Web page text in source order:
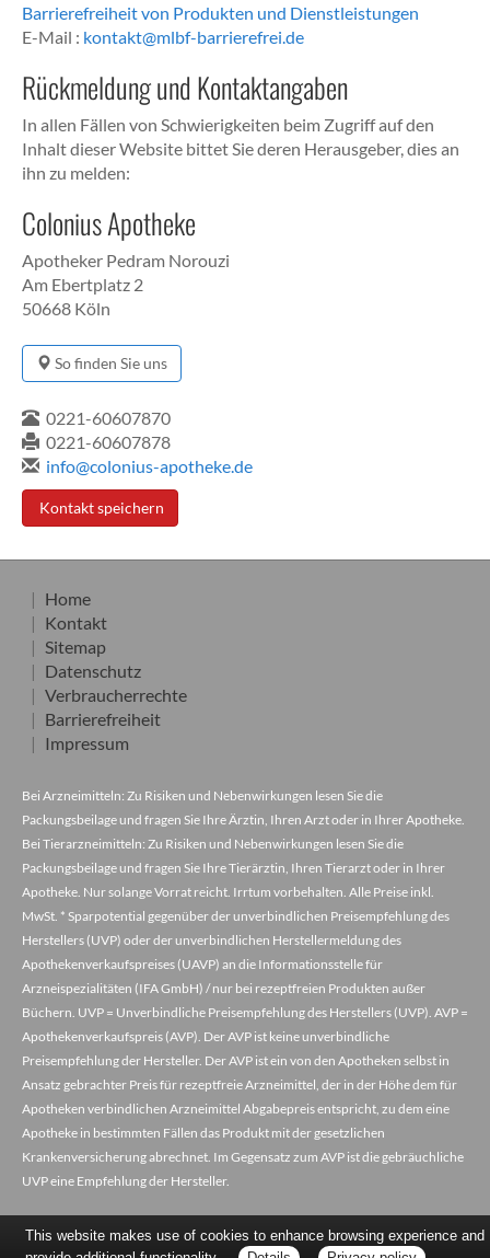
Barrierefreiheit von Produkten und Dienstleistungen
E-Mail : kontakt@mlbf-barrierefrei.de
Rückmeldung und Kontaktangaben
In allen Fällen von Schwierigkeiten beim Zugriff auf den
Inhalt dieser Website bittet Sie deren Herausgeber, dies an
ihn zu melden:
Colonius Apotheke
Apotheker Pedram Norouzi
Am Ebertplatz 2
50668 Köln
So finden Sie uns
0221-60607870
0221-60607878
info@colonius-apotheke.de
Kontakt speichern
Home
Kontakt
Sitemap
Datenschutz
Verbraucherrechte
Barrierefreiheit
Impressum
Bei Arzneimitteln: Zu Risiken und Nebenwirkungen lesen Sie die
Packungsbeilage und fragen Sie Ihre Ärztin, Ihren Arzt oder in Ihrer Apotheke.
Bei Tierarzneimitteln: Zu Risiken und Nebenwirkungen lesen Sie die
Packungsbeilage und fragen Sie Ihre Tierärztin, Ihren Tierarzt oder in Ihrer
Apotheke. Nur solange Vorrat reicht. Irrtum vorbehalten. Alle Preise inkl.
MwSt. * Sparpotential gegenüber der unverbindlichen Preisempfehlung des
Herstellers (UVP) oder der unverbindlichen Herstellermeldung des
Apothekenverkaufspreises (UAVP) an die Informationsstelle für
Arzneispezialitäten (IFA GmbH) / nur bei rezeptfreien Produkten außer
Büchern. UVP = Unverbindliche Preisempfehlung des Herstellers (UVP). AVP =
Apothekenverkaufspreis (AVP). Der AVP ist keine unverbindliche
Preisempfehlung der Hersteller. Der AVP ist ein von den Apotheken selbst in
Ansatz gebrachter Preis für rezeptfreie Arzneimittel, der in der Höhe dem für
Apotheken verbindlichen Arzneimittel Abgabepreis entspricht, zu dem eine
Apotheke in bestimmten Fällen das Produkt mit der gesetzlichen
Krankenversicherung abrechnet. Im Gegensatz zum AVP ist die gebräuchliche
UVP eine Empfehlung der Hersteller.
This website makes use of cookies to enhance browsing experience and